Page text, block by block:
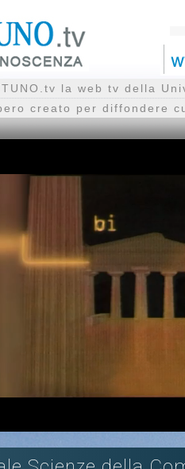
la web tv della
creato per diffondere
10.83%